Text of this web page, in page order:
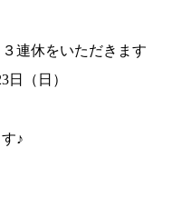
連休をいただきます
日（日）
♪